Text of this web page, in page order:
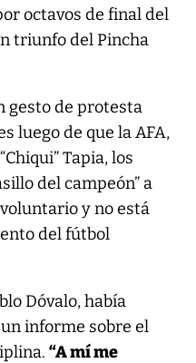
octavos de final del
triunfo del Pincha
gesto de protesta
luego de que la AFA,
Tapia, los
del campeón” a
y no está
del fútbol
Dóvalo, había
informe sobre el
“A mí me